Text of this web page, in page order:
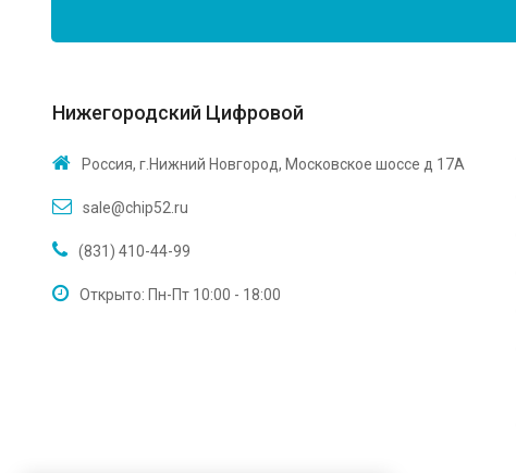
Нижегородский Цифровой
Россия, г.Нижний Новгород, Московское шоссе д 17А
sale@chip52.ru
(831) 410-44-99
Открыто: Пн-Пт 10:00 - 18:00